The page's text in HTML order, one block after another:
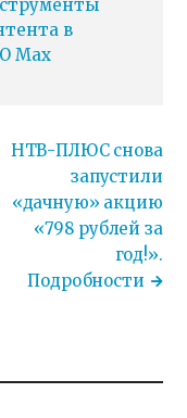
в
Max
НТВ-ПЛЮС снова
запустили
«дачную» акцию
«798 рублей за
год!».
Подробности